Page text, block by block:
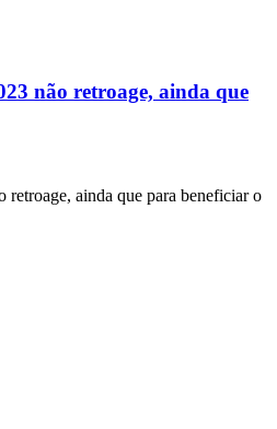
não retroage, ainda que
retroage, ainda que para beneficiar o